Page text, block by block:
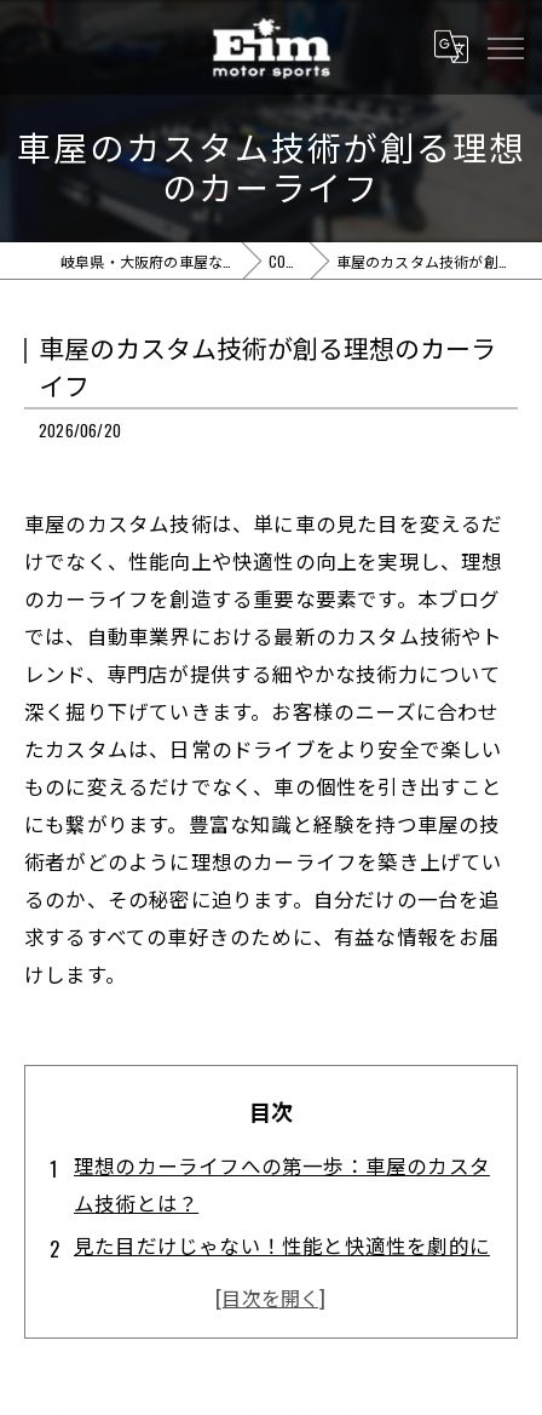
車屋のカスタム技術が創る理想
のカーライフ
COLUMN 車屋のカスタム技術が創る理想のカーライフ
車屋のカスタム技術が創る理想のカーラ
イフ
2026/06/20
車屋のカスタム技術は、単に車の見た目を変えるだ
けでなく、性能向上や快適性の向上を実現し、理想
のカーライフを創造する重要な要素です。本ブログ
では、自動車業界における最新のカスタム技術やト
レンド、専門店が提供する細やかな技術力について
深く掘り下げていきます。お客様のニーズに合わせ
たカスタムは、日常のドライブをより安全で楽しい
ものに変えるだけでなく、車の個性を引き出すこと
にも繋がります。豊富な知識と経験を持つ車屋の技
術者がどのように理想のカーライフを築き上げてい
るのか、その秘密に迫ります。自分だけの一台を追
求するすべての車好きのために、有益な情報をお届
けします。
目次
理想のカーライフへの第一歩：車屋のカスタ
ム技術とは？
見た目だけじゃない！性能と快適性を劇的に
高めるカスタムの秘密